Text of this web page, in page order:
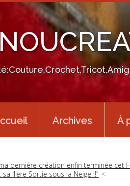
Archives À
dernière création enfin terminée cet
1ère Sortie sous la Neige !!"